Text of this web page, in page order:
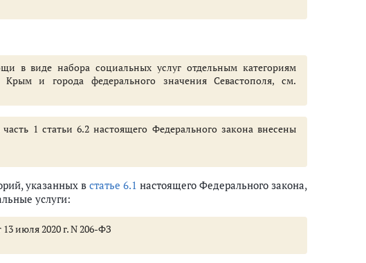
услуг, переданные для осуществления органам государственной власти
социальной помощи
и выплатах
социальных услуг, предоставляемых в рамках социального обслуживания и
- 6.8)
в виде набора социальных услуг отдельным категориям
и города федерального значения Севастополя, см.
1 статьи 6.2 настоящего Федерального закона внесены
указанных в статье 6.1 настоящего Федерального закона,
услуги:
13 июля 2020 г. N 206-ФЗ